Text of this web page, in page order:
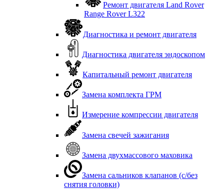
Ремонт двигателя Land Rover
Range Rover L322
Диагностика и ремонт двигателя
Диагностика двигателя эндоскопом
Капитальный ремонт двигателя
Замена комплекта ГРМ
Измерение компрессии двигателя
Замена свечей зажигания
Замена двухмассового маховика
Замена сальников клапанов (с/без
снятия головки)